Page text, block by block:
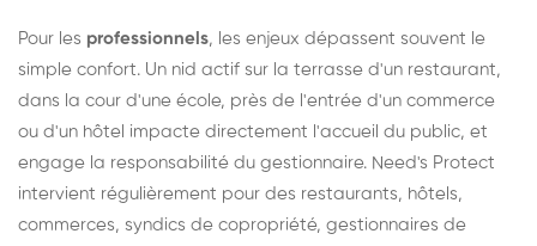
Pour les professionnels, les enjeux dépassent souvent le
simple confort. Un nid actif sur la terrasse d'un restaurant,
dans la cour d'une école, près de l'entrée d'un commerce
ou d'un hôtel impacte directement l'accueil du public, et
engage la responsabilité du gestionnaire. Need's Protect
intervient régulièrement pour des restaurants, hôtels,
commerces, syndics de copropriété, gestionnaires de